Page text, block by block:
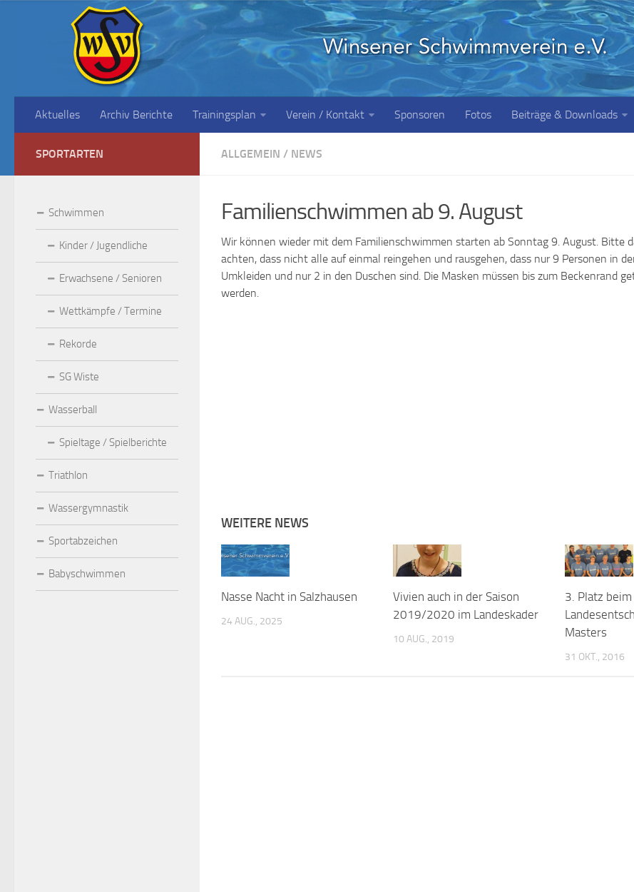
Aktuelles Archiv Berichte Trainingsplan Verein / Kontakt Sponsoren Fotos Beiträge & Downloads
ALLGEMEIN / NEWS
Familienschwimmen ab 9. August
Wir können wieder mit dem Familienschwimmen starten ab Sonntag 9. August. Bitte
achten, dass nicht alle auf einmal reingehen und rausgehen, dass nur 9 Personen in
Umkleiden und nur 2 in den Duschen sind. Die Masken müssen bis zum Beckenrand
werden.
WEITERE NEWS
Nasse Nacht in Salzhausen
24 AUG., 2025
Vivien auch in der Saison
2019/2020 im Landeskader
10 AUG., 2019
3. Platz
Masters
31 OKT., 2016
SPORTARTEN
Schwimmen
Kinder / Jugendliche
Erwachsene / Senioren
Wettkämpfe / Termine
Rekorde
SG Wiste
Wasserball
Spieltage / Spielberichte
Triathlon
Wassergymnastik
Sportabzeichen
Babyschwimmen